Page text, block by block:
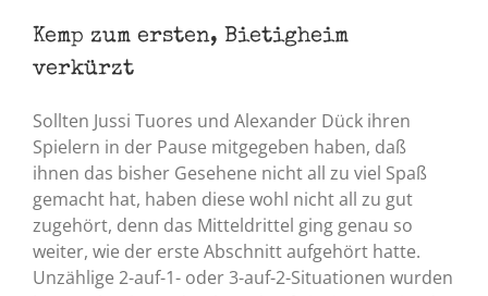
Kemp zum ersten, Bietigheim
verkürzt
Sollten Jussi Tuores und Alexander Dück ihren
Spielern in der Pause mitgegeben haben, daß
ihnen das bisher Gesehene nicht all zu viel Spaß
gemacht hat, haben diese wohl nicht all zu gut
zugehört, denn das Mitteldrittel ging genau so
weiter, wie der erste Abschnitt aufgehört hatte.
Unzählige 2-auf-1- oder 3-auf-2-Situationen wurden